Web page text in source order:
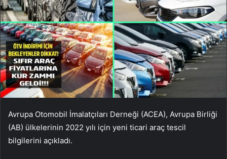
Avrupa Otomobil İmalatçıları Derneği (ACEA), Avrupa Birliği
(AB) ülkelerinin 2022 yılı için yeni ticari araç tescil
bilgilerini açıkladı.